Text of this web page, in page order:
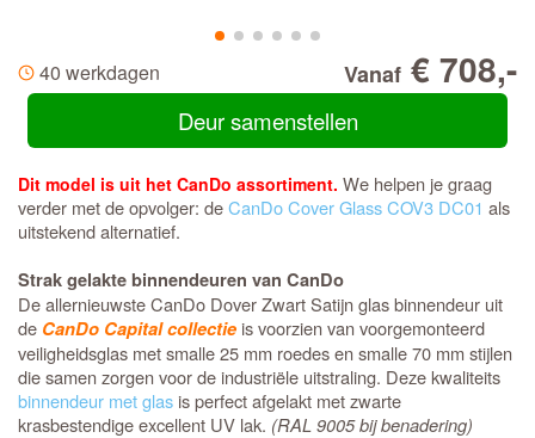
40 werkdagen Vanaf € 708,-
Deur samenstellen
Dit model is uit het CanDo assortiment. We helpen je graag
verder met de opvolger: deCanDo Cover Glass COV3 DC01 als
uitstekend alternatief.
Strak gelakte binnendeuren van CanDo
De allernieuwste CanDo Dover Zwart Satijn glas binnendeur uit
de CanDo Capital collectie is voorzien van voorgemonteerd
veiligheidsglas met smalle 25 mm roedes en smalle 70 mm stijlen
die samen zorgen voor de industriële uitstraling. Deze kwaliteits
binnendeur met glas is perfect afgelakt met zwarte
krasbestendige excellent UV lak. (RAL 9005 bij benadering)